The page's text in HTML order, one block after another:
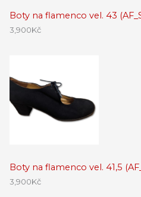
Boty na flamenco vel. 43
3,900Kč
Boty na flamenco vel. 41,5
3,900Kč